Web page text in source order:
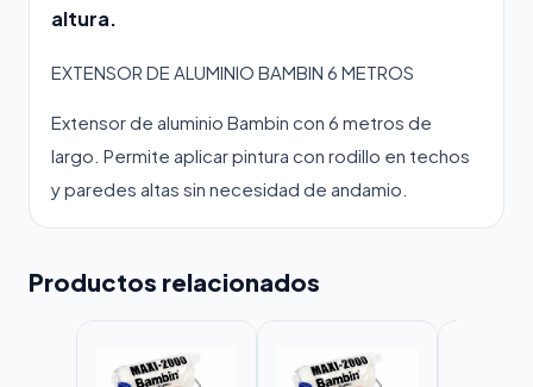
altura.
EXTENSOR DE ALUMINIO BAMBIN 6 METROS
Extensor de aluminio Bambin con 6 metros de
largo. Permite aplicar pintura con rodillo en techos
y paredes altas sin necesidad de andamio.
Productos relacionados